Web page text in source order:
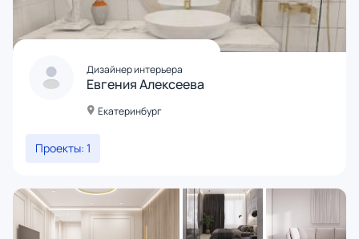
Дизайнер интерьера
Евгения Алексеева
Екатеринбург
Проекты: 1